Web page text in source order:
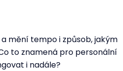
mění tempo i způsob, jakým
to znamená pro personální
i nadále?